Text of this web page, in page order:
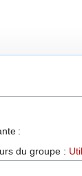
:
du groupe :